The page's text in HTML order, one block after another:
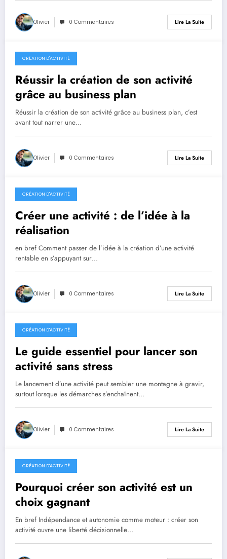
Olivier 0 Commentaires Lire La Suite
18 mai 2026
CRÉATION D'ACTIVITÉ
Réussir la création de son activité
grâce au business plan
Réussir la création de son activité grâce au business plan, c’est
avant tout narrer une…
Olivier 0 Commentaires Lire La Suite
20 avril 2026
CRÉATION D'ACTIVITÉ
Créer une activité : de l’idée à la
réalisation
en bref Comment passer de l’idée à la création d’une activité
rentable en s’appuyant sur…
Olivier 0 Commentaires Lire La Suite
20 avril 2026
CRÉATION D'ACTIVITÉ
Le guide essentiel pour lancer son
activité sans stress
Le lancement d’une activité peut sembler une montagne à gravir,
surtout lorsque les démarches s’enchaînent…
Olivier 0 Commentaires Lire La Suite
30 mars 2026
CRÉATION D'ACTIVITÉ
Pourquoi créer son activité est un
choix gagnant
En bref Indépendance et autonomie comme moteur : créer son
activité ouvre une liberté décisionnelle…